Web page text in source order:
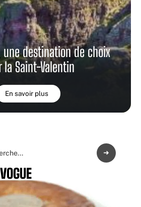
une destination de choix
la Saint-Valentin
En savoir plus